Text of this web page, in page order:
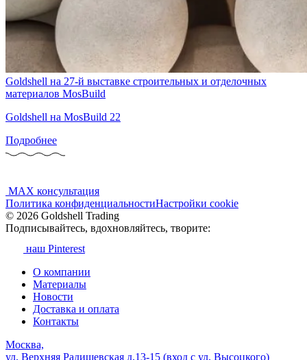
Goldshell на 27-й выставке строительных и отделочных
материалов MosBuild
Goldshell на MosBuild 22
Подробнее
MAX консультация
Политика конфиденциальностиНастройки cookie
© 2026 Goldshell Trading
Подписывайтесь, вдохновляйтесь, творите:
наш Pinterest
О компании
Материалы
Новости
Доставка и оплата
Контакты
Москва,
ул. Верхняя Радищевская д.13-15 (вход с ул. Высоцкого)